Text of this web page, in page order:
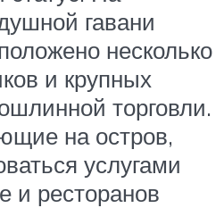
гавани
несколько
и крупных
торговли.
на остров,
услугами
и ресторанов